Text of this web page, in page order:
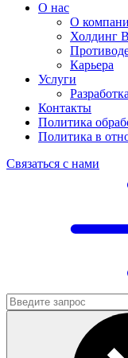
О нас
О
Холдинг
Карьера
Услуги
Контакты
Политика
Политика в
Связаться с нами